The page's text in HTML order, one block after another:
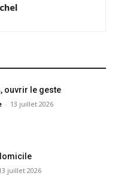
ouvrir le geste
- 13 juillet 2026
juillet 2026